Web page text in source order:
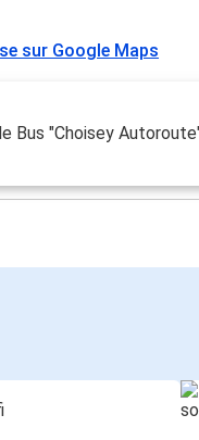
sur Google Maps
Bus "Choisey